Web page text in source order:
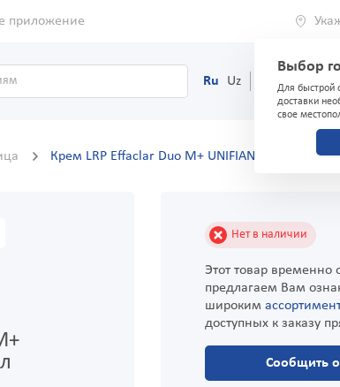
приложение
Выбор
Для быстрой
доставки
свое
Ru Uz (71) 200-03-03
Крем LRP Effaclar Duo M+ UNIFIANT светлый 40
Нет в наличии
Этот товар временно
предлагаем Вам
широким
доступных к заказу
Сообщить